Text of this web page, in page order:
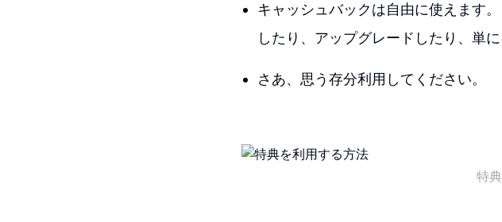
キャッシュバックは自由に使えます
したり、アップグレードしたり、単
さあ、思う存分利用してください。
特